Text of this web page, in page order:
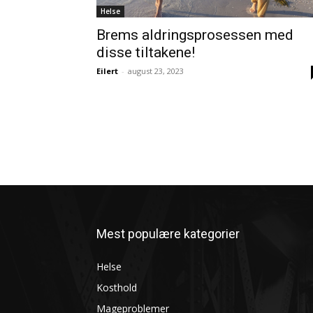
Helse
Brems aldringsprosessen med
disse tiltakene!
Eilert - august 23, 2023
Mest populære kategorier
Helse
Kosthold
Mageproblemer